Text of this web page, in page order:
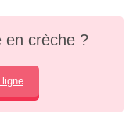
en crèche ?
ligne